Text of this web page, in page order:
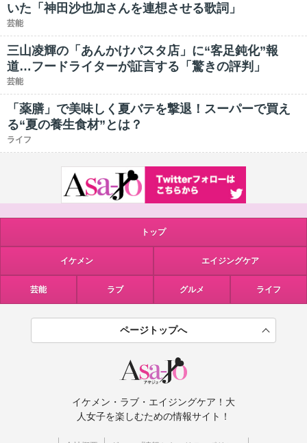
いた「神田沙也加さんを連想させる歌詞」
芸能
三山凌輝の「あんかけパスタ店」に“客足鈍化”報
道…フードライターが証言する「驚きの評判」
芸能
「薬膳」で美味しく夏バテを撃退！スーパーで買え
る“夏の養生食材”とは？
ライフ
トップ
イケメン エイジングケア
芸能 ラブ グルメ ライフ
ページトップへ
イケメン・ラブ・エイジングケア！大
人女子を楽しむための情報サイト！